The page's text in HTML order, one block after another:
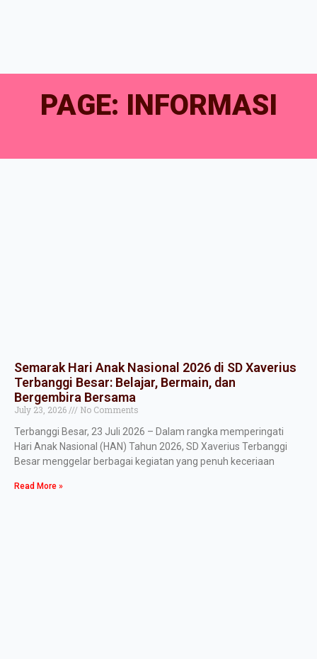
PAGE: INFORMASI
Semarak Hari Anak Nasional 2026 di SD Xaverius
Terbanggi Besar: Belajar, Bermain, dan
Bergembira Bersama
July 23, 2026
No Comments
Terbanggi Besar, 23 Juli 2026 – Dalam rangka memperingati
Hari Anak Nasional (HAN) Tahun 2026, SD Xaverius Terbanggi
Besar menggelar berbagai kegiatan yang penuh keceriaan
Read More »